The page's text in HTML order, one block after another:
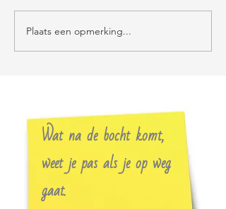
Plaats een opmerking...
Wat na de bocht komt,
weet je pas als je op weg
gaat.